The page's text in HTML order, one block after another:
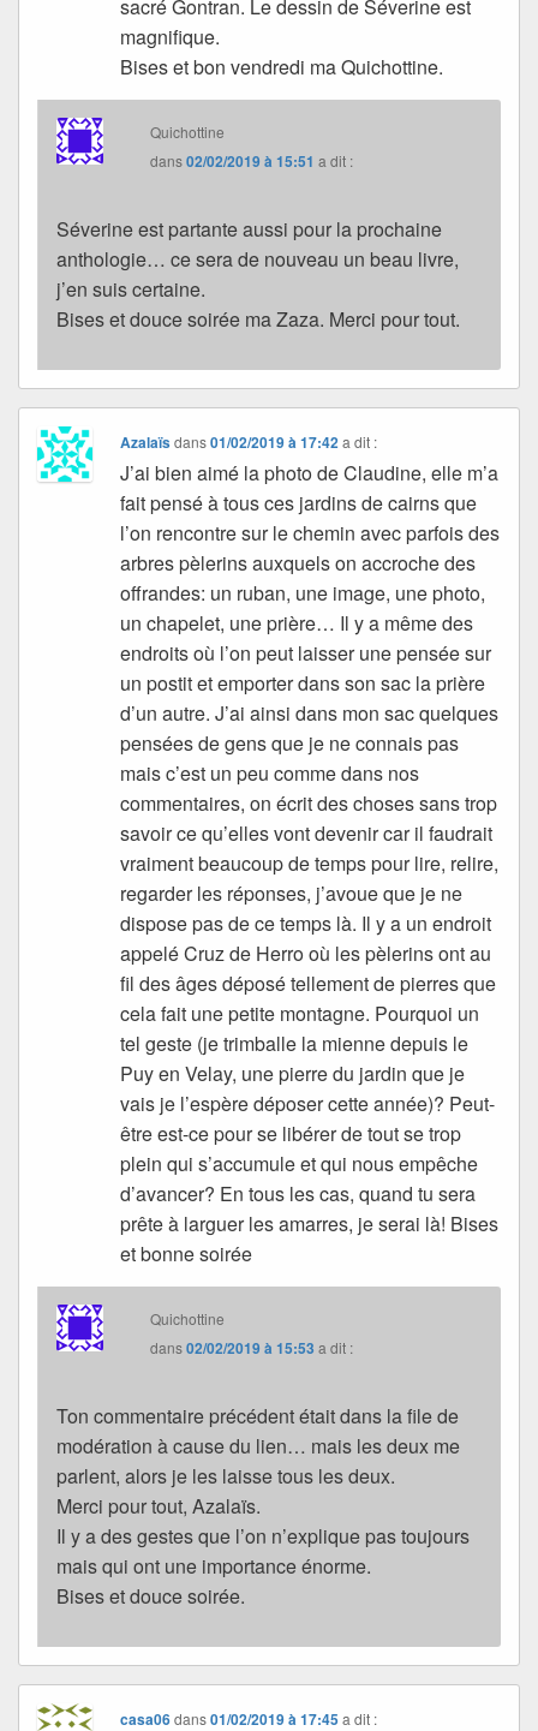
sacré Gontran. Le dessin de Séverine est
magnifique.
Bises et bon vendredi ma Quichottine.
Quichottine
dans02/02/2019 à 15:51 a dit :
Séverine est partante aussi pour la prochaine
anthologie… ce sera de nouveau un beau livre,
j’en suis certaine.
Bises et douce soirée ma Zaza. Merci pour tout.
Azalaïsdans01/02/2019 à 17:42 a dit :
J’ai bien aimé la photo de Claudine, elle m’a
fait pensé à tous ces jardins de cairns que
l’on rencontre sur le chemin avec parfois des
arbres pèlerins auxquels on accroche des
offrandes: un ruban, une image, une photo,
un chapelet, une prière… Il y a même des
endroits où l’on peut laisser une pensée sur
un postit et emporter dans son sac la prière
d’un autre. J’ai ainsi dans mon sac quelques
pensées de gens que je ne connais pas
mais c’est un peu comme dans nos
commentaires, on écrit des choses sans trop
savoir ce qu’elles vont devenir car il faudrait
vraiment beaucoup de temps pour lire, relire,
regarder les réponses, j’avoue que je ne
dispose pas de ce temps là. Il y a un endroit
appelé Cruz de Herro où les pèlerins ont au
fil des âges déposé tellement de pierres que
cela fait une petite montagne. Pourquoi un
tel geste (je trimballe la mienne depuis le
Puy en Velay, une pierre du jardin que je
vais je l’espère déposer cette année)? Peut-
être est-ce pour se libérer de tout se trop
plein qui s’accumule et qui nous empêche
d’avancer? En tous les cas, quand tu sera
prête à larguer les amarres, je serai là! Bises
et bonne soirée
Quichottine
dans02/02/2019 à 15:53 a dit :
Ton commentaire précédent était dans la file de
modération à cause du lien… mais les deux me
parlent, alors je les laisse tous les deux.
Merci pour tout, Azalaïs.
Il y a des gestes que l’on n’explique pas toujours
mais qui ont une importance énorme.
Bises et douce soirée.
casa06dans01/02/2019 à 17:45 a dit :